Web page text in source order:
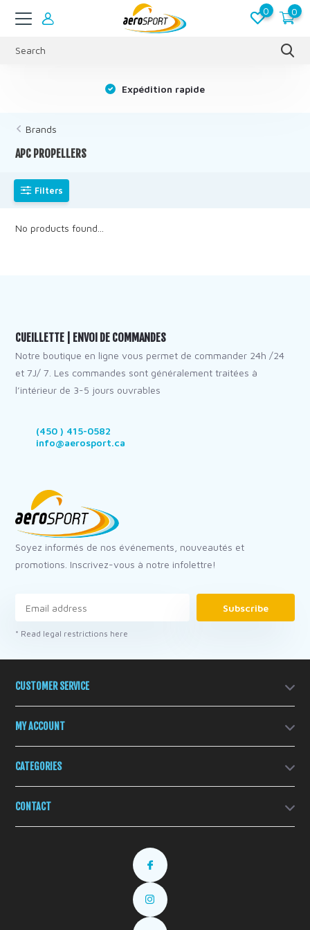
0 0
Expédition rapide
Brands
APC PROPELLERS
Filters
No products found...
CUEILLETTE | ENVOI DE COMMANDES
Notre boutique en ligne vous permet de commander 24h /24
et 7J/ 7. Les commandes sont généralement traitées à
l’intérieur de 3-5 jours ouvrables
(450 ) 415-0582
info@aerosport.ca
Soyez informés de nos événements, nouveautés et
promotions. Inscrivez-vous à notre infolettre!
Subscribe
* Read legal restrictions here
CUSTOMER SERVICE
MY ACCOUNT
CATEGORIES
CONTACT